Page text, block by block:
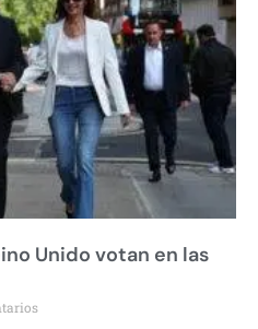
Unido votan en las